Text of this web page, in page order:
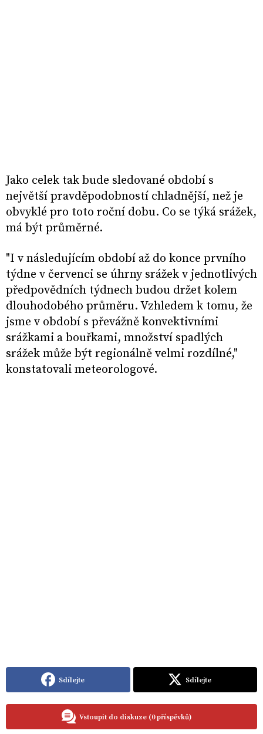
Jako celek tak bude sledované období s
největší pravděpodobností chladnější, než je
obvyklé pro toto roční dobu. Co se týká srážek,
má být průměrné.
"I v následujícím období až do konce prvního
týdne v červenci se úhrny srážek v jednotlivých
předpovědních týdnech budou držet kolem
dlouhodobého průměru. Vzhledem k tomu, že
jsme v období s převážně konvektivními
srážkami a bouřkami, množství spadlých
srážek může být regionálně velmi rozdílné,"
konstatovali meteorologové.
Sdílejte Sdílejte
Vstoupit do diskuze (0 příspěvků)